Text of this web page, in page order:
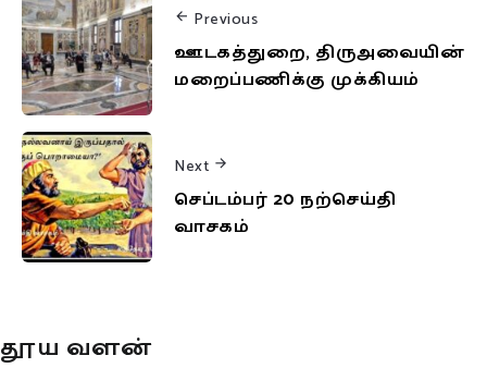
Previous
ஊடகத்துறை, திருஅவையின்
மறைப்பணிக்கு முக்கியம்
Next
செப்டம்பர் 20 நற்செய்தி
வாசகம்
தூய வளன்